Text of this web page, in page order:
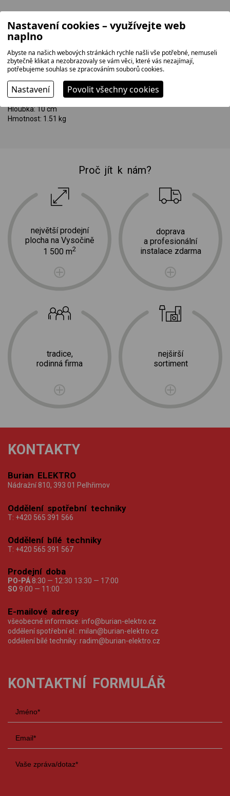
Rozměry výrobku:
Šířka: 24.5 cm
Výška: 9.5 cm
Hloubka: 25 cm
Hmotnost: 1.29 kg
Rozměry balení:
Šířka: 26.5 cm
Výška: 26 cm
Hloubka: 10 cm
Hmotnost: 1.51 kg
Proč jít k nám?
největší prodejní
plocha na Vysočině
1 500 m2
tradice,
rodinná firma
doprava
a profesionální
instalace zdarma
nejširší
sortiment
KONTAKTY
Burian ELEKTRO
Nádražní 810, 393 01 Pelhřimov
Oddělení spotřební techniky
T: +420 565 391 566
Oddělení bílé techniky
T: +420 565 391 567
Prodejní doba
PO-PÁ 8:30 — 12:30 13:30 — 17:00
SO 9:00 — 11:00
E-mailové adresy
všeobecné informace: info@burian-elektro.cz
oddělení spotřební el.: milan@burian-elektro.cz
oddělení bílé techniky: radim@burian-elektro.cz
KONTAKTNÍ FORMULÁŘ
Nastavení cookies – využívejte web
naplno
Abyste na našich webových stránkách rychle našli vše potřebné, nemuseli
zbytečně klikat a nezobrazovaly se vám věci, které vás nezajímají,
potřebujeme souhlas se zpracováním souborů cookies.
Nastavení Povolit všechny cookies